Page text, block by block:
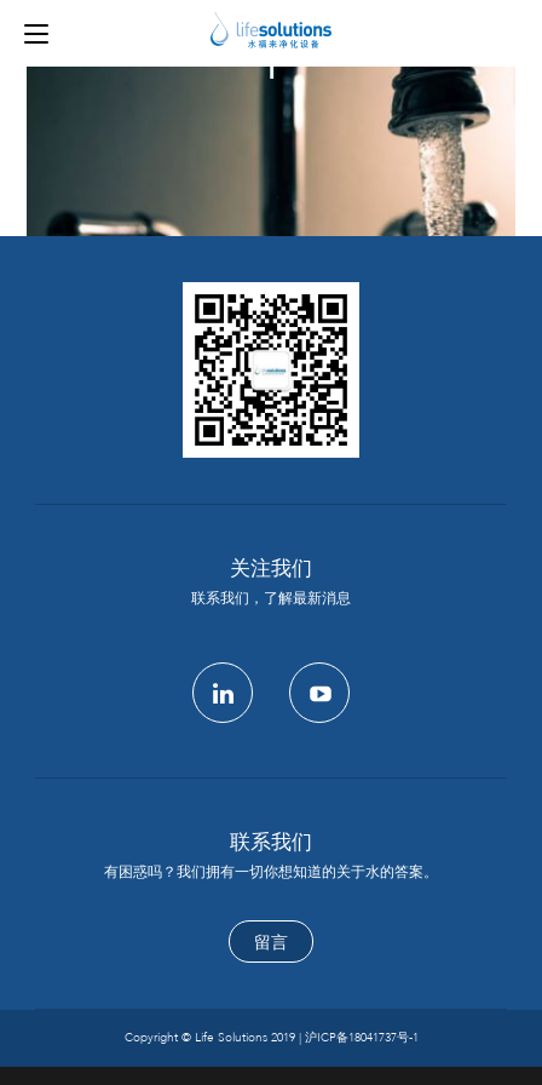
上一图片
1
关注我们
联系我们，了解最新消息
联系我们
有困惑吗？我们拥有一切你想知道的关于水的答案。
留言
Copyright © Life Solutions 2019 | 沪ICP备18041737号-1